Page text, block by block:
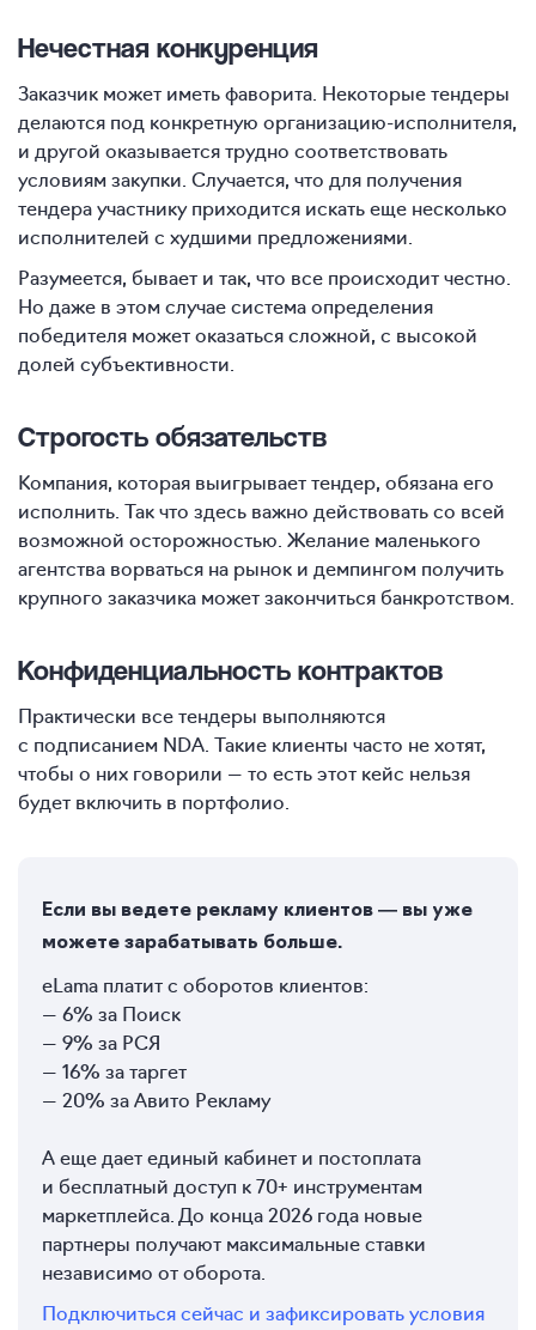
Нечестная конкуренция
Заказчик может иметь фаворита. Некоторые тендеры
делаются под конкретную организацию-исполнителя,
и другой оказывается трудно соответствовать
условиям закупки. Случается, что для получения
тендера участнику приходится искать еще несколько
исполнителей с худшими предложениями.
Разумеется, бывает и так, что все происходит честно.
Но даже в этом случае система определения
победителя может оказаться сложной, с высокой
долей субъективности.
Строгость обязательств
Компания, которая выигрывает тендер, обязана его
исполнить. Так что здесь важно действовать со всей
возможной осторожностью. Желание маленького
агентства ворваться на рынок и демпингом получить
крупного заказчика может закончиться банкротством.
Конфиденциальность контрактов
Практически все тендеры выполняются
с подписанием NDA. Такие клиенты часто не хотят,
чтобы о них говорили — то есть этот кейс нельзя
будет включить в портфолио.
Если вы ведете рекламу клиентов — вы уже
можете зарабатывать больше.
eLama платит с оборотов клиентов:
— 6% за Поиск
— 9% за РСЯ
— 16% за таргет
— 20% за Авито Рекламу
А еще дает единый кабинет и постоплата
и бесплатный доступ к 70+ инструментам
маркетплейса. До конца 2026 года новые
партнеры получают максимальные ставки
независимо от оборота.
Подключиться сейчас и зафиксировать условия